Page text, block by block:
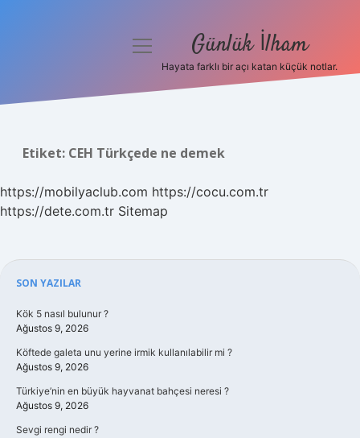
Hakkımızda
menüyü
Günlük İlham
Hayata farklı bir açı katan küçük notlar.
Etiket: CEH Türkçede ne demek
https://mobilyaclub.com https://cocu.com.tr
https://dete.com.tr Sitemap
Sidebar
SON YAZILAR
Kök 5 nasıl bulunur ?
Ağustos 9, 2026
Köftede galeta unu yerine irmik kullanılabilir mi ?
Ağustos 9, 2026
Türkiye’nin en büyük hayvanat bahçesi neresi ?
Ağustos 9, 2026
Sevgi rengi nedir ?